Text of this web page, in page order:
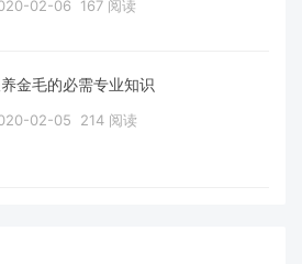
02-06 167 阅读
金毛的必需专业知识
02-05 214 阅读